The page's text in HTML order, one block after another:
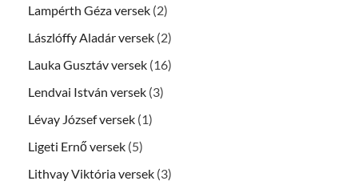
Lampérth Géza versek (2)
Lászlóffy Aladár versek (2)
Lauka Gusztáv versek (16)
Lendvai István versek (3)
Lévay József versek (1)
Ligeti Ernő versek (5)
Lithvay Viktória versek (3)